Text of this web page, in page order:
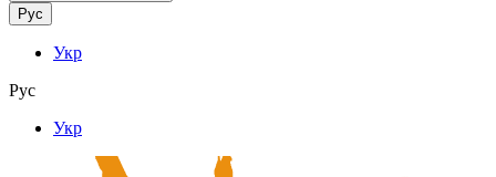
Рус
Укр
Рус
Укр